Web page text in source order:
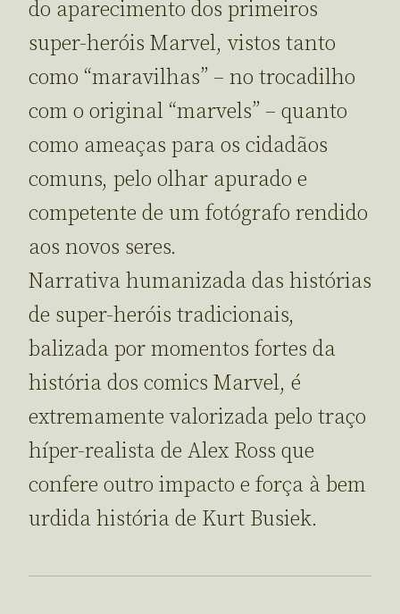
do aparecimento dos primeiros
super-heróis Marvel, vistos tanto
como “maravilhas” – no trocadilho
com o original “marvels” – quanto
como ameaças para os cidadãos
comuns, pelo olhar apurado e
competente de um fotógrafo rendido
aos novos seres.
Narrativa humanizada das histórias
de super-heróis tradicionais,
balizada por momentos fortes da
história dos comics Marvel, é
extremamente valorizada pelo traço
híper-realista de Alex Ross que
confere outro impacto e força à bem
urdida história de Kurt Busiek.